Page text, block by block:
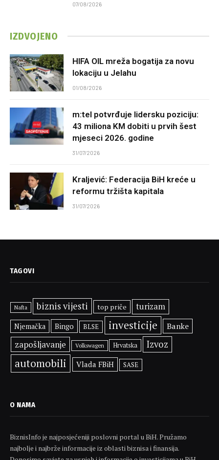
07/08/2026
IZDVOJENO
HIFA OIL mreža bogatija za novu
lokaciju u Jelahu
01/08/2026
m:tel potvrđuje lidersku poziciju:
43 miliona KM dobiti u prvih šest
mjeseci 2026. godine
31/07/2026
Kraljević: Federacija BiH kreće u
reformu tržišta kapitala
31/07/2026
TAGOVI
Nafta biznis vijesti top priče turizam
Njemačka Bingo BLSE investicije Banke
zapošljavanje Volkswagen Hrvatska Izvoz
automobili Vlada FBiH SASE
O NAMA
BiznisInfo je najposjećeniji poslovni portal u BiH. Pružamo
najbolje i najbrže informacije iz oblasti biznisa i finansija.